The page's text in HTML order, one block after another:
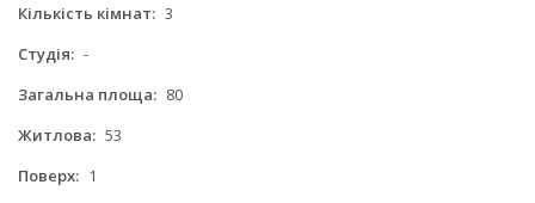
Кількість кімнат: 3
Студія: -
Загальна площа: 80
Житлова: 53
Поверх: 1